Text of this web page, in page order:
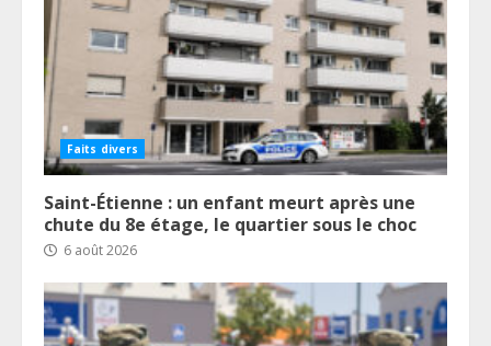
Faits divers
Saint-Étienne : un enfant meurt après une
chute du 8e étage, le quartier sous le choc
6 août 2026